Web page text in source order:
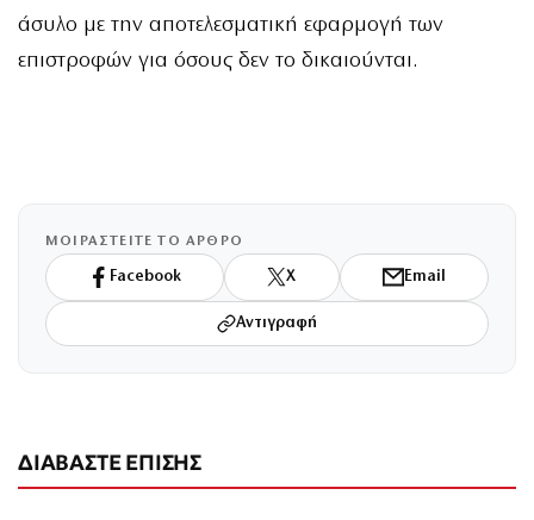
άσυλο με την αποτελεσματική εφαρμογή των
επιστροφών για όσους δεν το δικαιούνται.
ΜΟΙΡΑΣΤΕΙΤΕ ΤΟ ΑΡΘΡΟ
Facebook X Email
Αντιγραφή
ΔΙΑΒΑΣΤΕ ΕΠΙΣΗΣ